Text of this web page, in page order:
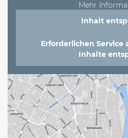
Mehr
Inhalt
Erforderlichen Service
Inhalte